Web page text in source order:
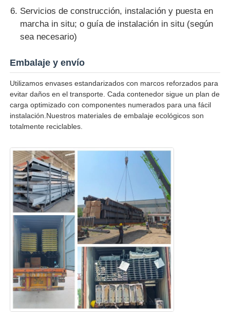
Servicios de construcción, instalación y puesta en
marcha in situ; o guía de instalación in situ (según
sea necesario)
Embalaje y envío
Utilizamos envases estandarizados con marcos reforzados para
evitar daños en el transporte. Cada contenedor sigue un plan de
carga optimizado con componentes numerados para una fácil
instalación.Nuestros materiales de embalaje ecológicos son
totalmente reciclables.